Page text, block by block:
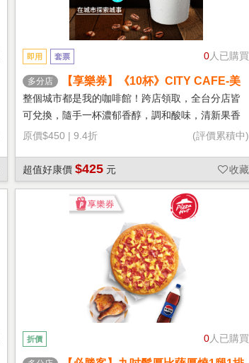
0人已購買
即用 套票
多分店
【享樂券】《10杯》CITY CAFE-美
式咖啡(大杯-冰)
整個城市都是我的咖啡館！跨店領取，全台分店皆
可兌換，隨手一杯濃郁香醇，調和酸味，清新果香
回甘不苦澀
原價$450 | 9.4折 (評價累積中)
超值好康價 $425 元 收藏
0人已購買
折價